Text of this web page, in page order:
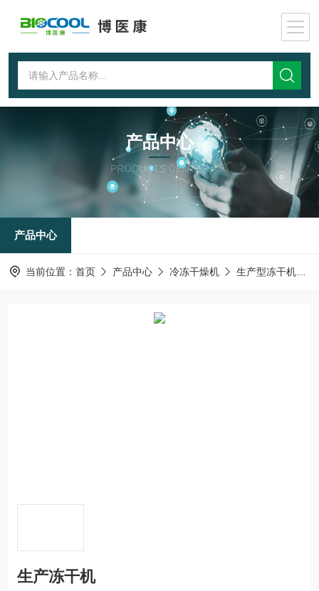
产品中心
PRODUCTS CENTER
产品中心
当前位置： 首页 产品中心 冷冻干燥机 生产型冻干机
生产冻干机